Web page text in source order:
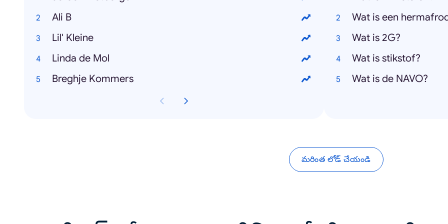
Ali B
Lil' Kleine
Linda de Mol
Breghje Kommers
Wat is een
Wat is 2G?
Wat is stikstof?
Wat is de NAVO?
మరింత లోడ్ చేయండి